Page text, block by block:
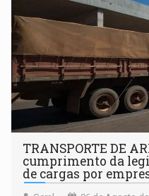
TRANSPORTE DE
cumprimento da
de cargas por